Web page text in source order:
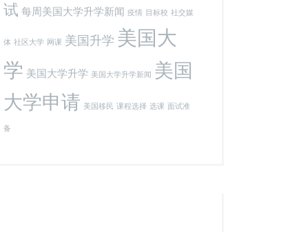
试 每周美国大学升学新闻 疫情 目标校 社交媒
体 社区大学 网课 美国升学 美国大
学 美国大学升学 美国大学升学新闻 美国
大学申请 美国移民 课程选择 选课 面试准
备